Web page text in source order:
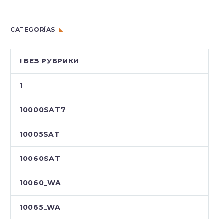
CATEGORÍAS
! БЕЗ РУБРИКИ
1
10000SAT7
10005SAT
10060SAT
10060_WA
10065_WA